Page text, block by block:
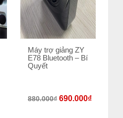
Máy trợ giảng ZY
E78 Bluetooth – Bí
Quyết
880.000₫ 690.000₫